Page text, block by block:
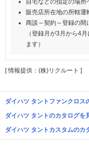
販売店所在地の所轄運
商談～契約～登録の間
（登録月が3月から4
ます）
[ 情報提供：(株)リクルート ]
ダイハツ タントファンクロス
ダイハツ タントのカタログを
ダイハツ タントカスタムのカ